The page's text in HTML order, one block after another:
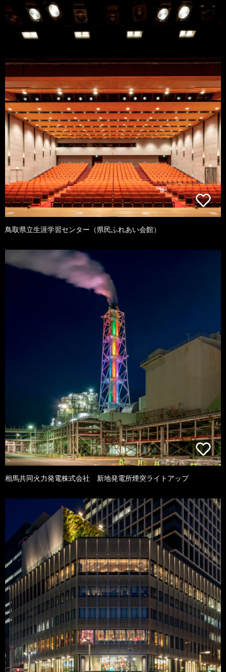
鳥取県立生涯学習センター（県民ふれあい会館）
相馬共同火力発電株式会社 新地発電所煙突ライトアップ